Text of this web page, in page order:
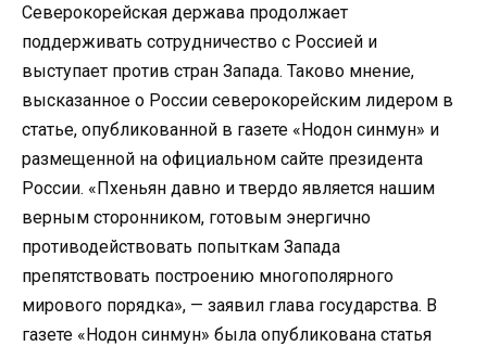
Северокорейская держава продолжает
поддерживать сотрудничество с Россией и
выступает против стран Запада. Таково мнение,
высказанное о России северокорейским лидером в
статье, опубликованной в газете «Нодон синмун» и
размещенной на официальном сайте президента
России. «Пхеньян давно и твердо является нашим
верным сторонником, готовым энергично
противодействовать попыткам Запада
препятствовать построению многополярного
мирового порядка», — заявил глава государства. В
газете «Нодон синмун» была опубликована статья